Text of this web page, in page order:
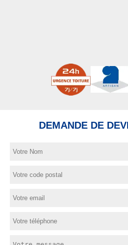
DEMANDE DE